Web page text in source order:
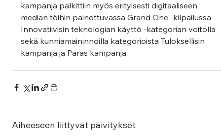
kampanja palkittiin myös erityisesti digitaaliseen
median töihin painottuvassa Grand One -kilpailussa
Innovatiivisin teknologian käyttö -kategorian voitolla
sekä kunniamaininnoilla kategorioista Tuloksellisin
kampanja ja Paras kampanja.
Aiheeseen liittyvät päivitykset